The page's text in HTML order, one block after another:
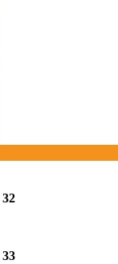
32
33